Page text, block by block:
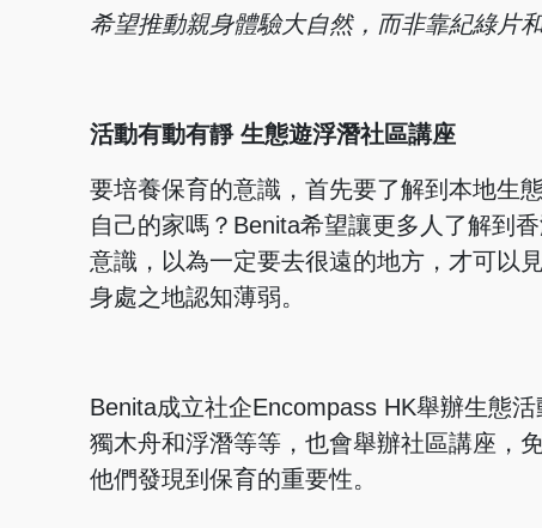
希望推動親身體驗大自然，而非靠紀綠
活動有動有靜 生態遊浮潛社區講座
要培養保育的意識，首先要了解到本地生
自己的家嗎？Benita希望讓更多人了解到
意識，以為一定要去很遠的地方，才可以
身處之地認知薄弱。
Benita成立社企Encompass HK舉辦生態
獨木舟和浮潛等等，也會舉辦社區講座，
他們發現到保育的重要性。